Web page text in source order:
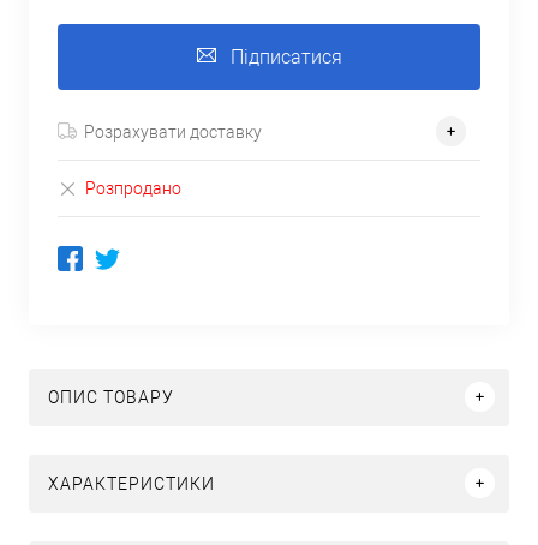
Підписатися
Розрахувати доставку
Розпродано
ОПИС ТОВАРУ
ХАРАКТЕРИСТИКИ